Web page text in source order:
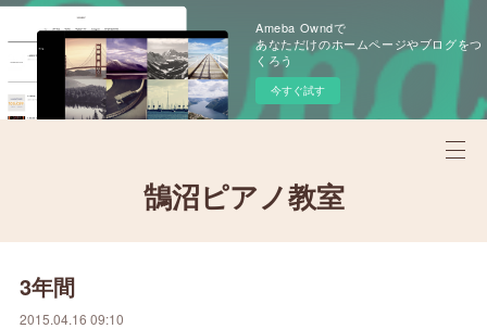
Ameba Owndで
あなただけのホームページやブログをつ
くろう
今すぐ試す
鵠沼ピアノ教室
3年間
2015.04.16 09:10